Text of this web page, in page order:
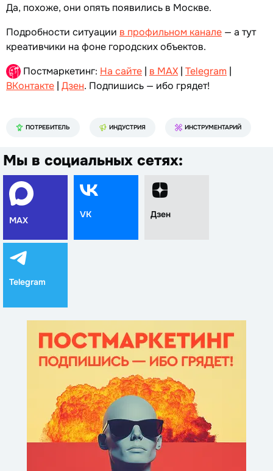
Да, похоже, они опять появились в Москве.
Подробности ситуации в профильном канале — а тут
креативчики на фоне городских объектов.
Постмаркетинг: На сайте | в MAX | Telegram |
ВКонтакте | Дзен. Подпишись — ибо грядет!
ПОТРЕБИТЕЛЬ ИНДУСТРИЯ ИНСТРУМЕНТАРИЙ
Мы в социальных сетях:
MAX
VK Дзен
Telegram